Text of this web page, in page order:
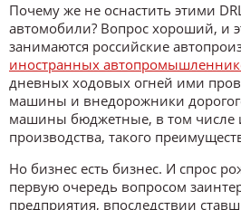
Почему же не оснастить этими
автомобили? Вопрос хороший, и
занимаются российские
иностранных
дневных ходовых огней ими
машины и внедорожники
машины бюджетные, в том числе
производства, такого
Но бизнес есть бизнес. И спрос
первую очередь вопросом
предприятия, впоследствии